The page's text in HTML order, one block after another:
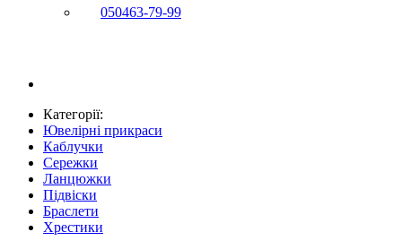
050463-79-99
Категорії:
Ювелірні прикраси
Каблучки
Сережки
Ланцюжки
Підвіски
Браслети
Хрестики